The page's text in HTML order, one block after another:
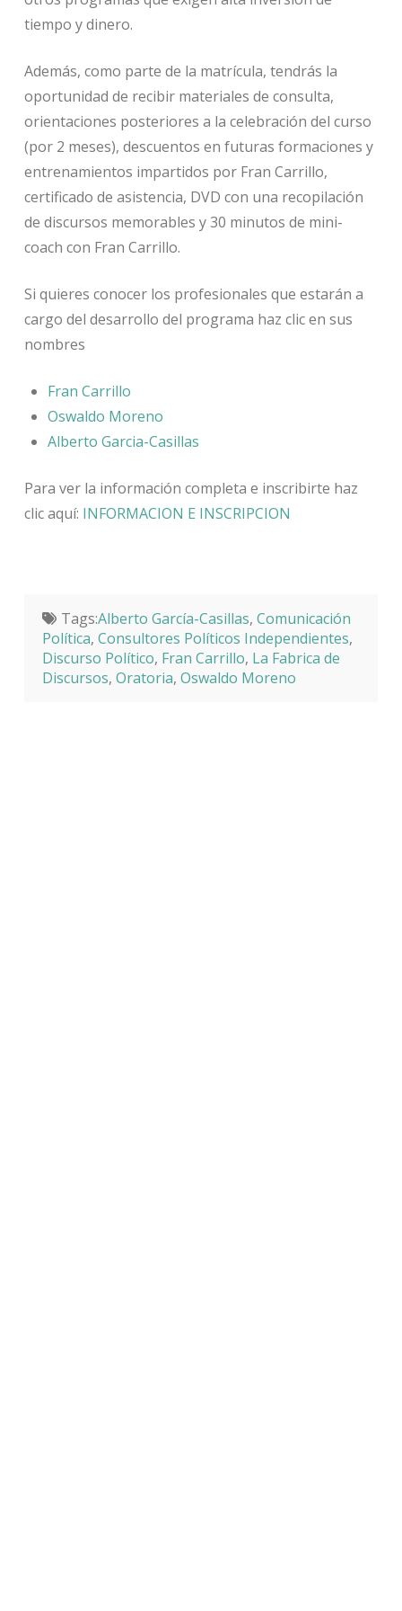
tiempo y dinero.
Además, como parte de la matrícula, tendrás la
oportunidad de recibir materiales de consulta,
orientaciones posteriores a la celebración del curso
(por 2 meses), descuentos en futuras formaciones y
entrenamientos impartidos por Fran Carrillo,
certificado de asistencia, DVD con una recopilación
de discursos memorables y 30 minutos de mini-
coach con Fran Carrillo.
Si quieres conocer los profesionales que estarán a
cargo del desarrollo del programa haz clic en sus
nombres
Fran Carrillo
Oswaldo Moreno
Alberto Garcia-Casillas
Para ver la información completa e inscribirte haz
clic aquí: INFORMACION E INSCRIPCION
Tags:Alberto García-Casillas, Comunicación
Política, Consultores Políticos Independientes,
Discurso Político, Fran Carrillo, La Fabrica de
Discursos, Oratoria, Oswaldo Moreno